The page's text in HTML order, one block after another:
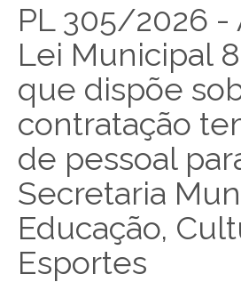
PL 305/2026 -
Lei Municipal
que dispõe
contratação
de pessoal
Secretaria
Educação,
Esportes